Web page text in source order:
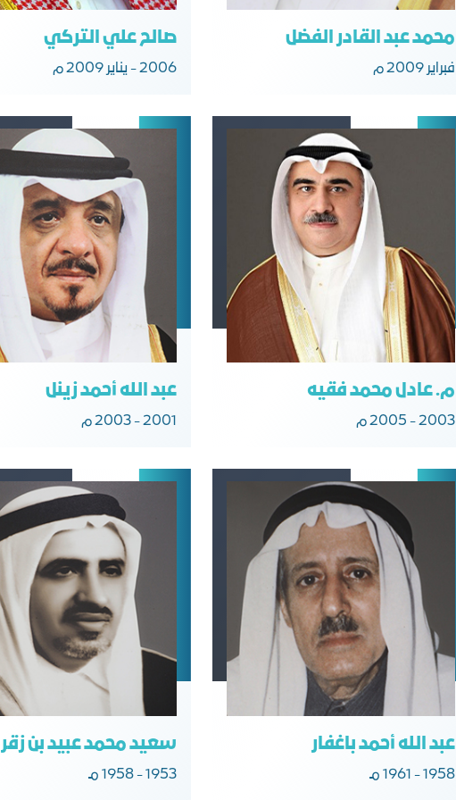
محمد عبد القادر الفضل
فبراير 2009 م
صالح علي التركي
2006 - يناير 2009 م
م. عادل محمد فقيه
2003 - 2005 م
عبد الله أحمد زينل
2001 - 2003 م
عبد الله أحمد باغفار
1958 - 1961 مـ
سعيد محمد عبيد بن زقر
1953 - 1958 مـ